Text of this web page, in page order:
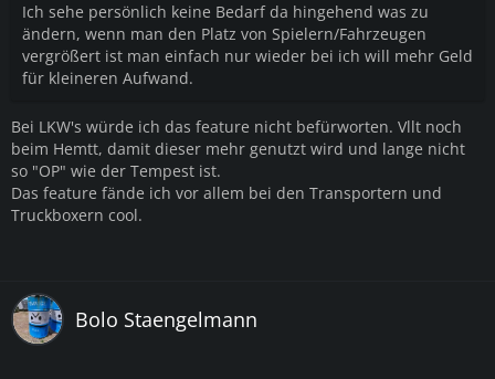
Ich sehe persönlich keine Bedarf da hingehend was zu
ändern, wenn man den Platz von Spielern/Fahrzeugen
vergrößert ist man einfach nur wieder bei ich will mehr Geld
für kleineren Aufwand.
Bei LKW's würde ich das feature nicht befürworten. Vllt noch
beim Hemtt, damit dieser mehr genutzt wird und lange nicht
so "OP" wie der Tempest ist.
Das feature fände ich vor allem bei den Transportern und
Truckboxern cool.
Bolo Staengelmann